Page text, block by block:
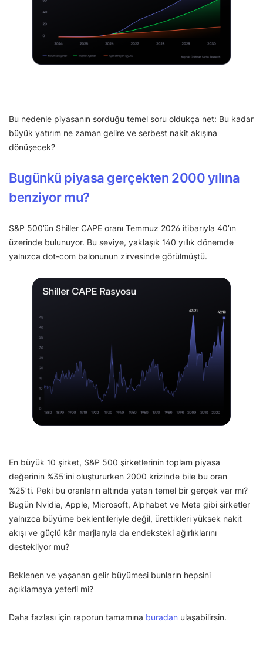
Bu nedenle piyasanın sorduğu temel soru oldukça net: Bu kadar
büyük yatırım ne zaman gelire ve serbest nakit akışına
dönüşecek?
Bugünkü piyasa gerçekten 2000 yılına
benziyor mu?
S&P 500’ün Shiller CAPE oranı Temmuz 2026 itibarıyla 40’ın
üzerinde bulunuyor. Bu seviye, yaklaşık 140 yıllık dönemde
yalnızca dot-com balonunun zirvesinde görülmüştü.
En büyük 10 şirket, S&P 500 şirketlerinin toplam piyasa
değerinin %35’ini oluştururken 2000 krizinde bile bu oran
%25’ti. Peki bu oranların altında yatan temel bir gerçek var mı?
Bugün Nvidia, Apple, Microsoft, Alphabet ve Meta gibi şirketler
yalnızca büyüme beklentileriyle değil, ürettikleri yüksek nakit
akışı ve güçlü kâr marjlarıyla da endeksteki ağırlıklarını
destekliyor mu?
Beklenen ve yaşanan gelir büyümesi bunların hepsini
açıklamaya yeterli mi?
Daha fazlası için raporun tamamına buradan ulaşabilirsin.